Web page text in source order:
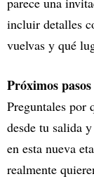
incluir detalles
vuelvas y qué
Próximos pasos
Preguntales por
desde tu salida
en esta nueva
realmente